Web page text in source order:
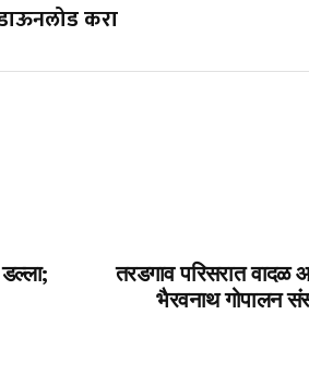
करा
तरडगाव परिसरात वादळ
भैरवनाथ गोपालन